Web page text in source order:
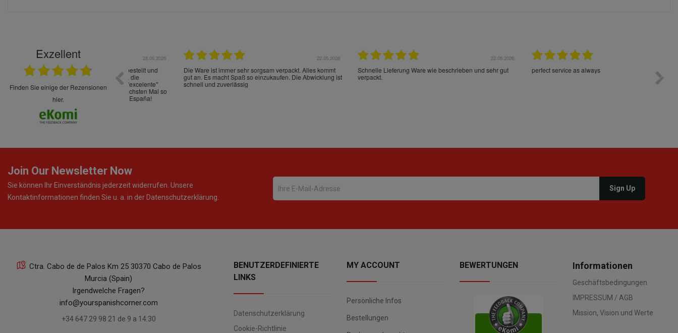
Exzellent
finden Sie einige der Rezensionen
hier.
sehr sorgsam verpackt. Alles kommt
Spaß so einzukaufen. Die Abwicklung ist
Schnelle Lieferung Ware wie beschrieben und sehr gut
verpackt.
perfect service as always
Die Waren sind schnell und im Guten Zustand geliefert
worden!
Join Our Newsletter Now
Sie können Ihr Einverständnis jederzeit widerrufen. Unsere
Kontaktinformationen finden Sie u. a. in der Datenschutzerklärung.
Ctra. Cabo de de Palos Km 25 30370 Cabo de Palos
Murcia (Spain)
Irgendwelche Fragen?
info@yourspanishcorner.com
+34 647 29 98 21 de 9 a 14:30
BENUTZERDEFINIERTE
LINKS
Datenschutzerklärung
Cookie-Richtlinie
MY ACCOUNT
Persönliche Infos
Bestellungen
BEWERTUNGEN Informationen
Geschäftsbedingungen
IMPRESSUM / AGB
Mission, Vision und Werte